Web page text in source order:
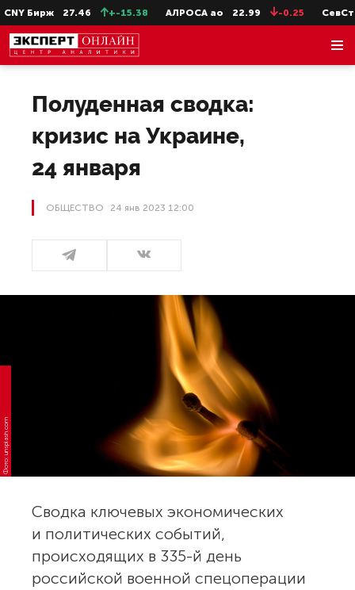
27.46 +-15.38 АЛРОСА ао 22.99 -0.25 СевСт-ао
Полуденная сводка:
кризис на Украине,
24 января
ОБЩЕСТВО 24 янв 2023 12:00
Фото: unsplash.com
Сводка ключевых экономических
и политических событий,
происходящих в 335-й день
российской военной спецоперации